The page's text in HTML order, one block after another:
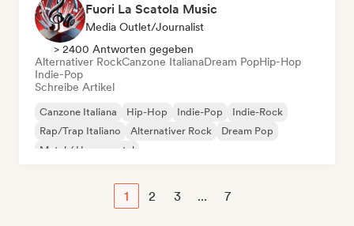
Fuori La Scatola Music
Media Outlet/Journalist
> 2400 Antworten gegeben
Alternativer RockCanzone ItalianaDream PopHip-Hop
Indie-Pop
Schreibe Artikel
Canzone Italiana Hip-Hop Indie-Pop
Indie-Rock
Rap/Trap Italiano
Alternativer Rock
Dream Pop
Metal / Heavy metal
1 2 3 ... 7